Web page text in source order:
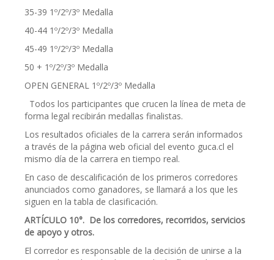
35-39 1º/2º/3º Medalla
40-44 1º/2º/3º Medalla
45-49 1º/2º/3º Medalla
50 + 1º/2º/3º Medalla
OPEN GENERAL 1º/2º/3º Medalla
Todos los participantes que crucen la línea de meta de
forma legal recibirán medallas finalistas.
Los resultados oficiales de la carrera serán informados
a través de la página web oficial del evento guca.cl el
mismo día de la carrera en tiempo real.
En caso de descalificación de los primeros corredores
anunciados como ganadores, se llamará a los que les
siguen en la tabla de clasificación.
ARTÍCULO 10°. De los corredores, recorridos, servicios
de apoyo y otros.
El corredor es responsable de la decisión de unirse a la